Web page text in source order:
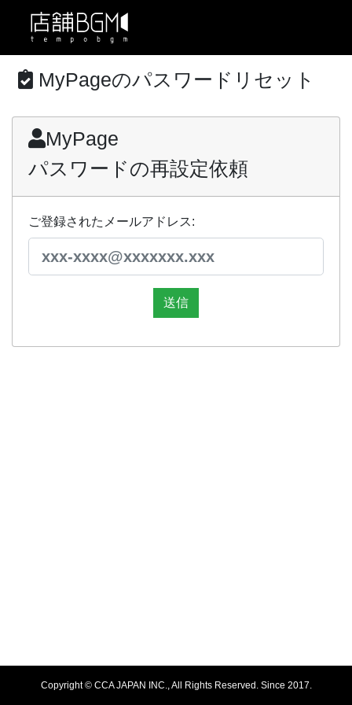
MyPageのパスワードリセット
MyPage
パスワードの再設定依頼
ご登録されたメールアドレス:
送信
Copyright © CCA JAPAN INC., All Rights Reserved. Since 2017.